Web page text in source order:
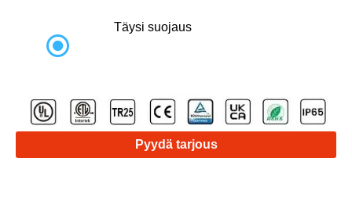

Täysi suojaus
Pyydä tarjous